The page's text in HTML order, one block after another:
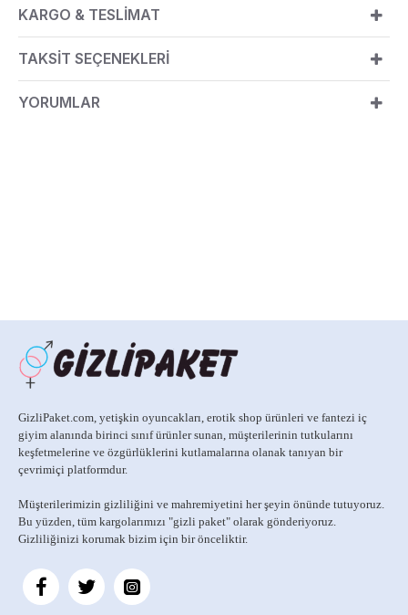
KARGO & TESLİMAT
TAKSİT SEÇENEKLERİ
YORUMLAR
GizliPaket.com, yetişkin oyuncakları, erotik shop ürünleri ve fantezi iç
giyim alanında birinci sınıf ürünler sunan, müşterilerinin tutkularını
keşfetmelerine ve özgürlüklerini kutlamalarına olanak tanıyan bir
çevrimiçi platformdur.
Müşterilerimizin gizliliğini ve mahremiyetini her şeyin önünde tutuyoruz.
Bu yüzden, tüm kargolarımızı "gizli paket" olarak gönderiyoruz.
Gizliliğinizi korumak bizim için bir önceliktir.